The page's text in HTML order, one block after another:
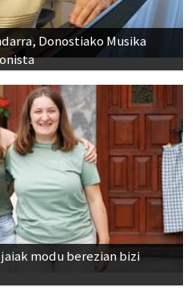
Donostiako Musika
modu berezian bizi